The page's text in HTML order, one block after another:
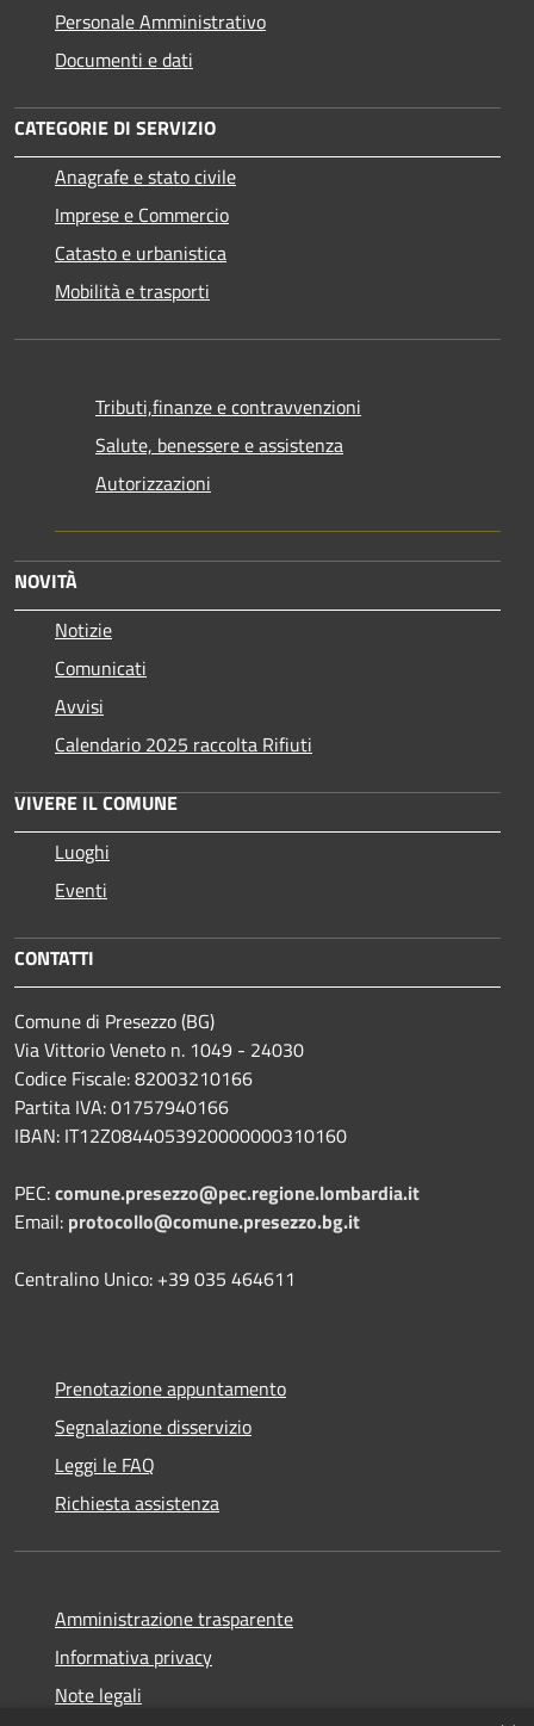
Personale Amministrativo
Documenti e dati
CATEGORIE DI SERVIZIO
Anagrafe e stato civile
Imprese e Commercio
Catasto e urbanistica
Mobilità e trasporti
Tributi,finanze e contravvenzioni
Salute, benessere e assistenza
Autorizzazioni
NOVITÀ
Notizie
Comunicati
Avvisi
Calendario 2025 raccolta Rifiuti
VIVERE IL COMUNE
Luoghi
Eventi
CONTATTI
Comune di Presezzo (BG)
Via Vittorio Veneto n. 1049 - 24030
Codice Fiscale: 82003210166
Partita IVA: 01757940166
IBAN: IT12Z0844053920000000310160
PEC:comune.presezzo@pec.regione.lombardia.it
Email: protocollo@comune.presezzo.bg.it
Centralino Unico: +39 035 464611
Prenotazione appuntamento
Segnalazione disservizio
Leggi le FAQ
Richiesta assistenza
Amministrazione trasparente
Informativa privacy
Note legali